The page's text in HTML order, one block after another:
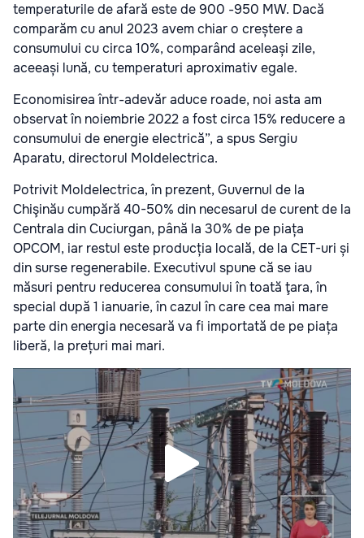
temperaturile de afară este de 900 -950 MW. Dacă
comparăm cu anul 2023 avem chiar o creștere a
consumului cu circa 10%, comparând aceleași zile,
aceeași lună, cu temperaturi aproximativ egale.
Economisirea într-adevăr aduce roade, noi asta am
observat în noiembrie 2022 a fost circa 15% reducere a
consumului de energie electrică”, a spus Sergiu
Aparatu, directorul Moldelectrica.
Potrivit Moldelectrica, în prezent, Guvernul de la
Chişinău cumpără 40-50% din necesarul de curent de la
Centrala din Cuciurgan, până la 30% de pe piața
OPCOM, iar restul este producția locală, de la CET-uri și
din surse regenerabile. Executivul spune că se iau
măsuri pentru reducerea consumului în toată ţara, în
special după 1 ianuarie, în cazul în care cea mai mare
parte din energia necesară va fi importată de pe piața
liberă, la prețuri mai mari.